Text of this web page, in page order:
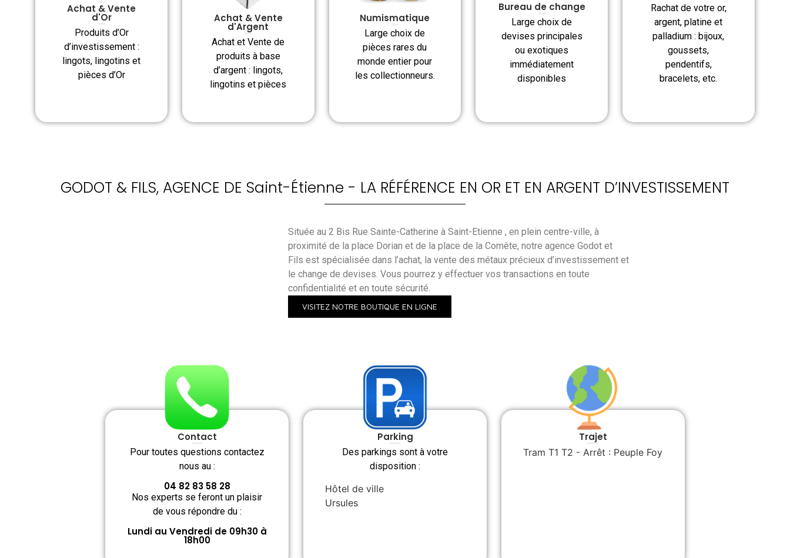
Achat & Vente
d'Or
Produits d’Or
d’investissement :
lingots, lingotins et
pièces d’Or
Achat & Vente
d'Argent
Achat et Vente de
produits à base
d’argent : lingots,
lingotins et pièces
Numismatique
Large choix de
pièces rares du
monde entier pour
les collectionneurs.
Bureau de change
Large choix de
devises principales
ou exotiques
immédiatement
disponibles
Rachat de votre or,
argent, platine et
palladium : bijoux,
goussets,
pendentifs,
bracelets, etc.
GODOT & FILS, AGENCE DE Saint-Étienne - LA RÉFÉRENCE EN OR ET EN ARGENT D’INVESTISSEMENT
Située au 2 Bis Rue Sainte-Catherine à Saint-Etienne , en plein centre-ville, à
proximité de la place Dorian et de la place de la Comète, notre agence Godot et
Fils est spécialisée dans l’achat, la vente des métaux précieux d’investissement et
le change de devises. Vous pourrez y effectuer vos transactions en toute
confidentialité et en toute sécurité.
VISITEZ NOTRE BOUTIQUE EN LIGNE
Contact
Pour toutes questions contactez
nous au :
04 82 83 58 28
Nos experts se feront un plaisir
de vous répondre du :
Lundi au Vendredi de 09h30 à
18h00
Parking
Des parkings sont à votre
disposition :
Hôtel de ville
Ursules
Trajet
Tram T1 T2 - Arrêt : Peuple Foy